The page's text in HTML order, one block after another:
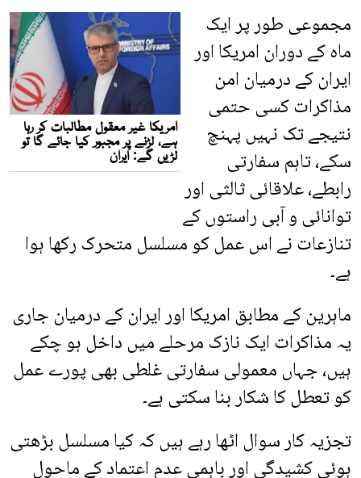
مجموعی طور پر ایک
ماہ کے دوران امریکا اور
ایران کے درمیان امن
مذاکرات کسی حتمی
نتیجے تک نہیں پہنچ
سکے، تاہم سفارتی
رابطے، علاقائی ثالثی اور
توانائی و آبی راستوں کے
تنازعات نے اس عمل کو مسلسل متحرک رکھا ہوا
ہے۔
ماہرین کے مطابق امریکا اور ایران کے درمیان جاری
یہ مذاکرات ایک نازک مرحلے میں داخل ہو چکے
ہیں، جہاں معمولی سفارتی غلطی بھی پورے عمل
کو تعطل کا شکار بنا سکتی ہے۔
تجزیہ کار سوال اٹھا رہے ہیں کہ کیا مسلسل بڑھتی
ہوئی کشیدگی اور باہمی عدم اعتماد کے ماحول